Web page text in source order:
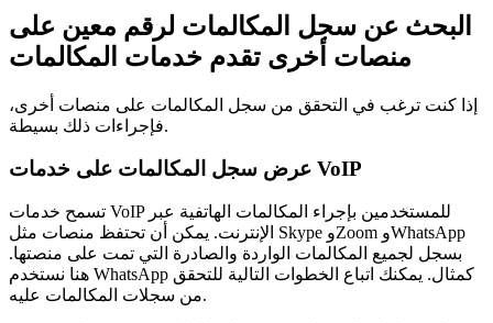
البحث عن سجل المكالمات لرقم معين على
منصات أخرى تقدم خدمات المكالمات
إذا كنت ترغب في التحقق من سجل المكالمات على منصات أخرى،
فإجراءات ذلك بسيطة.
عرض سجل المكالمات على خدمات VoIP
تسمح خدمات VoIP للمستخدمين بإجراء المكالمات الهاتفية عبر
الإنترنت. يمكن أن تحتفظ منصات مثل Skype وZoom وWhatsApp
بسجل لجميع المكالمات الواردة والصادرة التي تمت على منصتها.
هنا نستخدم WhatsApp كمثال. يمكنك اتباع الخطوات التالية للتحقق
من سجلات المكالمات عليه.